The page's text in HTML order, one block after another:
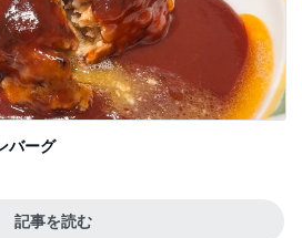
バーグ
記事を読む